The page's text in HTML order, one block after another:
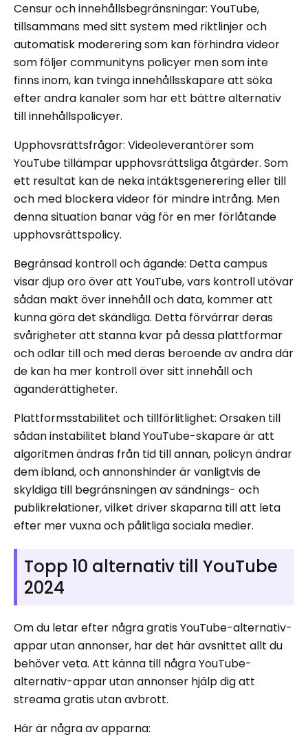
Censur och innehållsbegränsningar: YouTube,
tillsammans med sitt system med riktlinjer och
automatisk moderering som kan förhindra videor
som följer communityns policyer men som inte
finns inom, kan tvinga innehållsskapare att söka
efter andra kanaler som har ett bättre alternativ
till innehållspolicyer.
Upphovsrättsfrågor: Videoleverantörer som
YouTube tillämpar upphovsrättsliga åtgärder. Som
ett resultat kan de neka intäktsgenerering eller till
och med blockera videor för mindre intrång. Men
denna situation banar väg för en mer förlåtande
upphovsrättspolicy.
Begränsad kontroll och ägande: Detta campus
visar djup oro över att YouTube, vars kontroll utövar
sådan makt över innehåll och data, kommer att
kunna göra det skändliga. Detta förvärrar deras
svårigheter att stanna kvar på dessa plattformar
och odlar till och med deras beroende av andra där
de kan ha mer kontroll över sitt innehåll och
äganderättigheter.
Plattformsstabilitet och tillförlitlighet: Orsaken till
sådan instabilitet bland YouTube-skapare är att
algoritmen ändras från tid till annan, policyn ändrar
dem ibland, och annonshinder är vanligtvis de
skyldiga till begränsningen av sändnings- och
publikrelationer, vilket driver skaparna till att leta
efter mer vuxna och pålitliga sociala medier.
Topp 10 alternativ till YouTube
2024
Om du letar efter några gratis YouTube-alternativ-
appar utan annonser, har det här avsnittet allt du
behöver veta. Att känna till några YouTube-
alternativ-appar utan annonser hjälp dig att
streama gratis utan avbrott.
Här är några av apparna: